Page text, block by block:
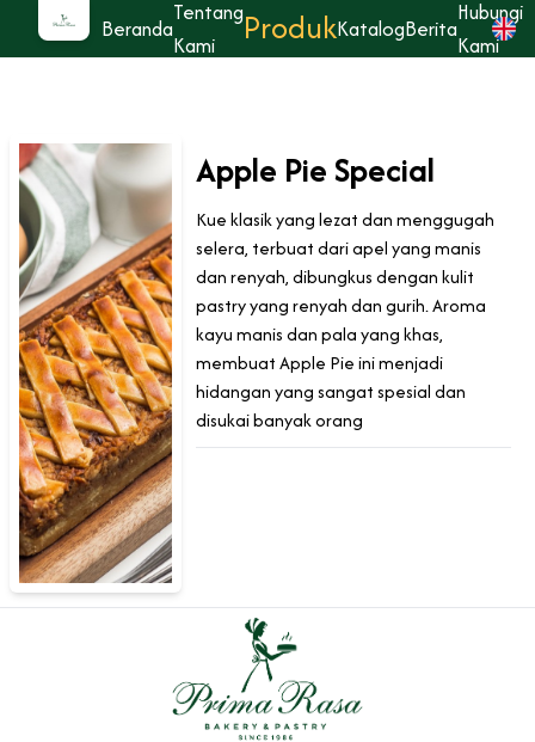
Beranda
Tentang
Kami
ProdukKatalogBerita
Hubungi
Kami
Apple Pie Special
Kue klasik yang lezat dan menggugah
selera, terbuat dari apel yang manis
dan renyah, dibungkus dengan kulit
pastry yang renyah dan gurih. Aroma
kayu manis dan pala yang khas,
membuat Apple Pie ini menjadi
hidangan yang sangat spesial dan
disukai banyak orang